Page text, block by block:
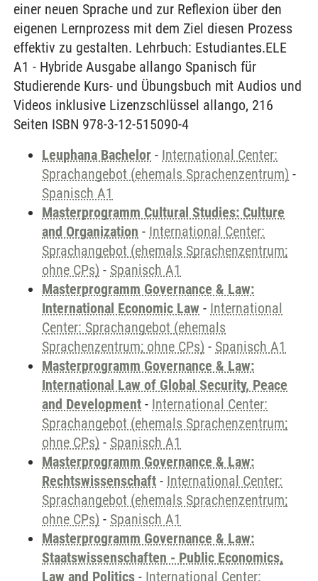
einer neuen Sprache und zur Reflexion über den
eigenen Lernprozess mit dem Ziel diesen Prozess
effektiv zu gestalten. Lehrbuch: Estudiantes.ELE
A1 - Hybride Ausgabe allango Spanisch für
Studierende Kurs- und Übungsbuch mit Audios und
Videos inklusive Lizenzschlüssel allango, 216
Seiten ISBN 978-3-12-515090-4
Leuphana Bachelor - International Center:
Sprachangebot (ehemals Sprachenzentrum) -
Spanisch A1
Masterprogramm Cultural Studies: Culture
and Organization - International Center:
Sprachangebot (ehemals Sprachenzentrum;
ohne CPs) - Spanisch A1
Masterprogramm Governance & Law:
International Economic Law - International
Center: Sprachangebot (ehemals
Sprachenzentrum; ohne CPs) - Spanisch A1
Masterprogramm Governance & Law:
International Law of Global Security, Peace
and Development - International Center:
Sprachangebot (ehemals Sprachenzentrum;
ohne CPs) - Spanisch A1
Masterprogramm Governance & Law:
Rechtswissenschaft - International Center:
Sprachangebot (ehemals Sprachenzentrum;
ohne CPs) - Spanisch A1
Masterprogramm Governance & Law:
Staatswissenschaften - Public Economics,
Law and Politics - International Center: